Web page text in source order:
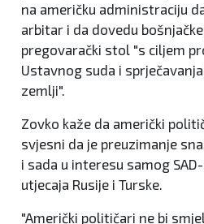
na američku administraciju
arbitar i da dovedu
pregovarački stol "s ciljem
Ustavnog suda i
zemlji".
Zovko kaže da američki
svjesni da je preuzimanje
i sada u interesu samog
utjecaja Rusije i Turske.
"Američki političari ne bi